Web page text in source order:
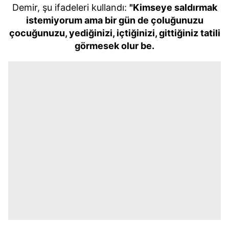
Demir, şu ifadeleri kullandı: "Kimseye saldırmak
istemiyorum ama bir gün de çoluğunuzu
çocuğunuzu, yediğinizi, içtiğinizi, gittiğiniz tatili
görmesek olur be.